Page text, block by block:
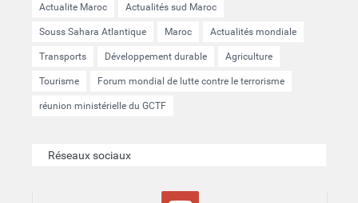
Actualite Maroc Actualités sud Maroc
Souss Sahara Atlantique Maroc Actualités mondiale
Transports Développement durable Agriculture
Tourisme Forum mondial de lutte contre le terrorisme
réunion ministérielle du GCTF
Réseaux sociaux